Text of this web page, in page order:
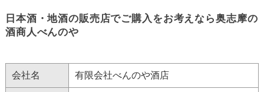
日本酒・地酒の販売店でご購入をお考えなら奥志摩の
酒商人べんのや
会社名 有限会社べんのや酒店